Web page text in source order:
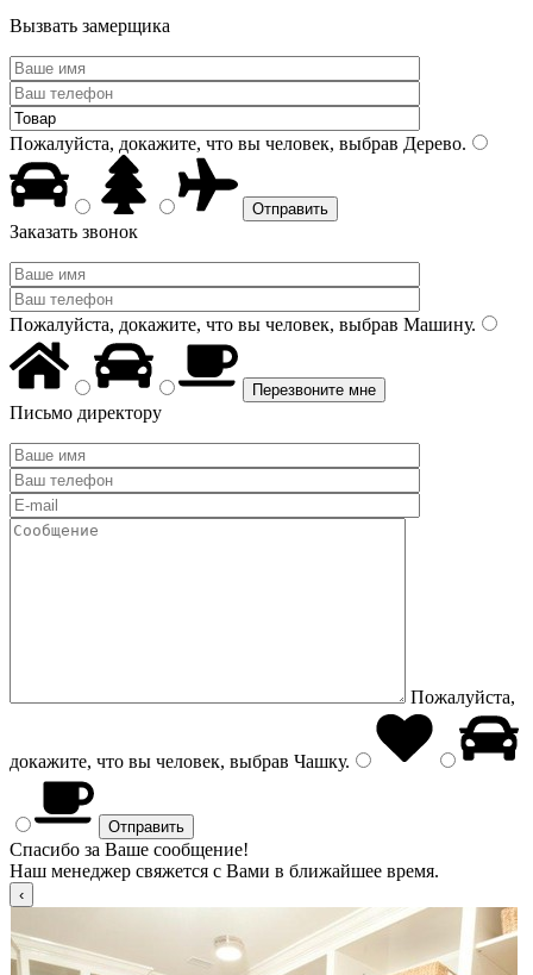
Вызвать замерщика
Пожалуйста, докажите, что вы человек, выбрав Дерево.
Заказать звонок
Пожалуйста, докажите, что вы человек, выбрав Машину.
Письмо директору
Пожалуйста,
докажите, что вы человек, выбрав Чашку.
Спасибо за Ваше сообщение!
Наш менеджер свяжется с Вами в ближайшее время.